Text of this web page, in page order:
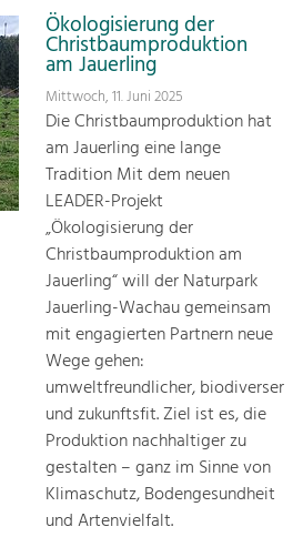
und Forschung.
&
und
Verkehr und
Wertschöpfung
Ökologisierung der
Christbaumproduktion
am Jauerling
Mittwoch, 11. Juni 2025
Die Christbaumproduktion hat
am Jauerling eine lange
Tradition Mit dem neuen
LEADER-Projekt
„Ökologisierung der
Christbaumproduktion am
Jauerling“ will der Naturpark
Jauerling-Wachau gemeinsam
mit engagierten Partnern neue
Wege gehen:
umweltfreundlicher, biodiverser
und zukunftsfit. Ziel ist es, die
Produktion nachhaltiger zu
gestalten – ganz im Sinne von
Klimaschutz, Bodengesundheit
und Artenvielfalt.